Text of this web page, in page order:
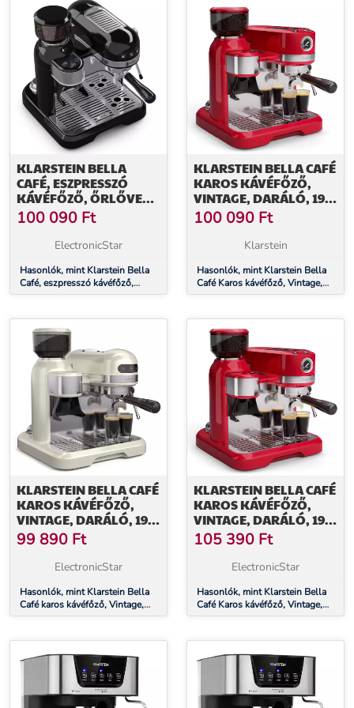
További információk>>
KLARSTEIN BELLA
CAFÉ, ESZPRESSZÓ
KÁVÉFŐZŐ, ŐRLŐVEL
EGYÜTT, 1550 W, 20
BAR, 1,4 LITER
100 090 Ft
ElectronicStar
Hasonlók, mint Klarstein Bella
Café, eszpresszó kávéfőző,
őrlővel együtt, 1550 W, 20 bar,
KLARSTEIN BELLA CAFÉ
KAROS KÁVÉFŐZŐ,
VINTAGE, DARÁLÓ, 19
BAR, TEJHABOSÍTÓ,
NYOMÁSMÉRŐ, 1150 W
100 090 Ft
Klarstein
Hasonlók, mint Klarstein Bella
Café Karos kávéfőző, Vintage,
daráló, 19 bar, Tejhabosító,
KLARSTEIN BELLA CAFÉ
KAROS KÁVÉFŐZŐ,
VINTAGE, DARÁLÓ, 19
BAR, TEJHABOSÍTÓ, 2
CSÉSZE, 1550 W
99 890 Ft
ElectronicStar
Hasonlók, mint Klarstein Bella
Café karos kávéfőző, Vintage,
daráló, 19 bar, Tejhabosító, 2
KLARSTEIN BELLA CAFÉ
KAROS KÁVÉFŐZŐ,
VINTAGE, DARÁLÓ, 19
BAR, TEJHABOSÍTÓ,
NYOMÁSMÉRŐ, 1150 W
105 390 Ft
ElectronicStar
Hasonlók, mint Klarstein Bella
Café Karos kávéfőző, Vintage,
daráló, 19 bar, Tejhabosító,